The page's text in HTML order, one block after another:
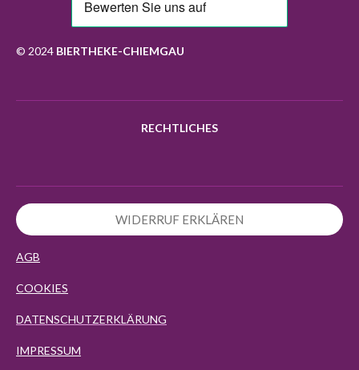
k
a
m
k
A
p
p
© 2024 BIERTHEKE-CHIEMGAU
RECHTLICHES
WIDERRUF ERKLÄREN
AGB
COOKIES
DATENSCHUTZERKLÄRUNG
IMPRESSUM